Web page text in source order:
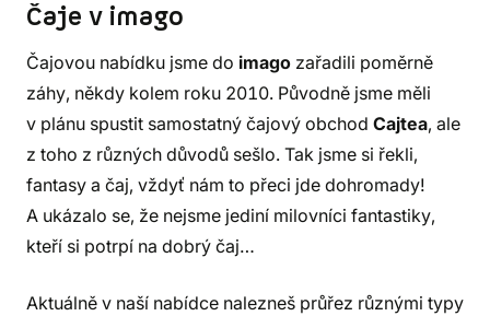
Čaje v imago
Čajovou nabídku jsme do imago zařadili poměrně
záhy, někdy kolem roku 2010. Původně jsme měli
v plánu spustit samostatný čajový obchod Cajtea, ale
z toho z různých důvodů sešlo. Tak jsme si řekli,
fantasy a čaj, vždyť nám to přeci jde dohromady!
A ukázalo se, že nejsme jediní milovníci fantastiky,
kteří si potrpí na dobrý čaj…
Aktuálně v naší nabídce nalezneš průřez různými typy